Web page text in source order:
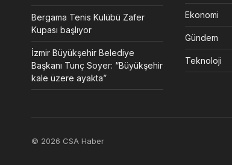
Bergama Tenis Kulübü Zafer
Kupası başlıyor
İzmir Büyükşehir Belediye
Başkanı Tunç Soyer: “Büyükşehir
kale üzere ayakta”
Ekonomi
Gündem
Teknoloji
© 2026 CSA Haber